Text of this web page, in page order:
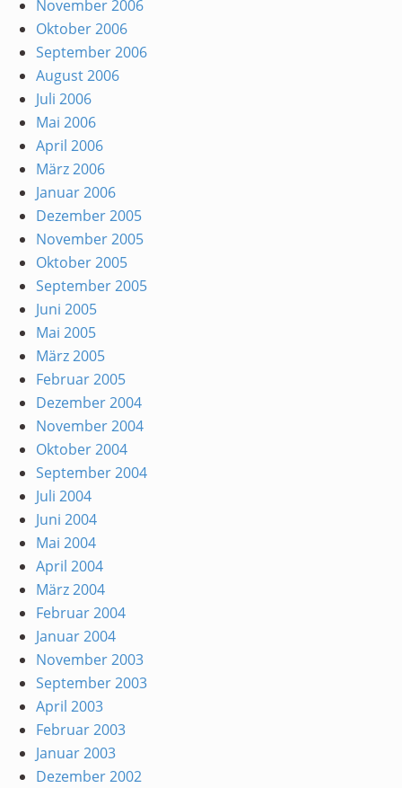
November 2006
Oktober 2006
September 2006
August 2006
Juli 2006
Mai 2006
April 2006
März 2006
Januar 2006
Dezember 2005
November 2005
Oktober 2005
September 2005
Juni 2005
Mai 2005
März 2005
Februar 2005
Dezember 2004
November 2004
Oktober 2004
September 2004
Juli 2004
Juni 2004
Mai 2004
April 2004
März 2004
Februar 2004
Januar 2004
November 2003
September 2003
April 2003
Februar 2003
Januar 2003
Dezember 2002